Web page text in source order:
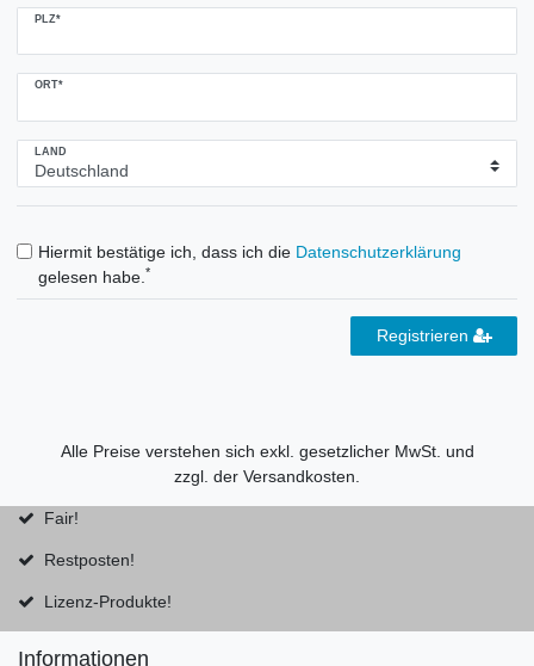
PLZ*
ORT*
LAND
Hiermit bestätige ich, dass ich die Daten­schutz­erklärung
gelesen habe. *
Registrieren
Alle Preise verstehen sich exkl. gesetzlicher MwSt. und
zzgl. der Versandkosten
Fair!
Restposten!
Lizenz-Produkte!
Informationen